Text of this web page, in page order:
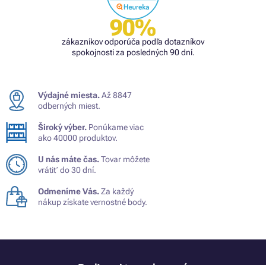
90%
zákazníkov odporúča podľa dotazníkov
spokojnosti za posledných 90 dní.
Výdajné miesta.Až 8847
odberných miest.
Široký výber. Ponúkame viac
ako 40000 produktov.
U nás máte čas.Tovar môžete
vrátiť do 30 dní.
Odmeníme Vás.Za každý
nákup získate vernostné body.